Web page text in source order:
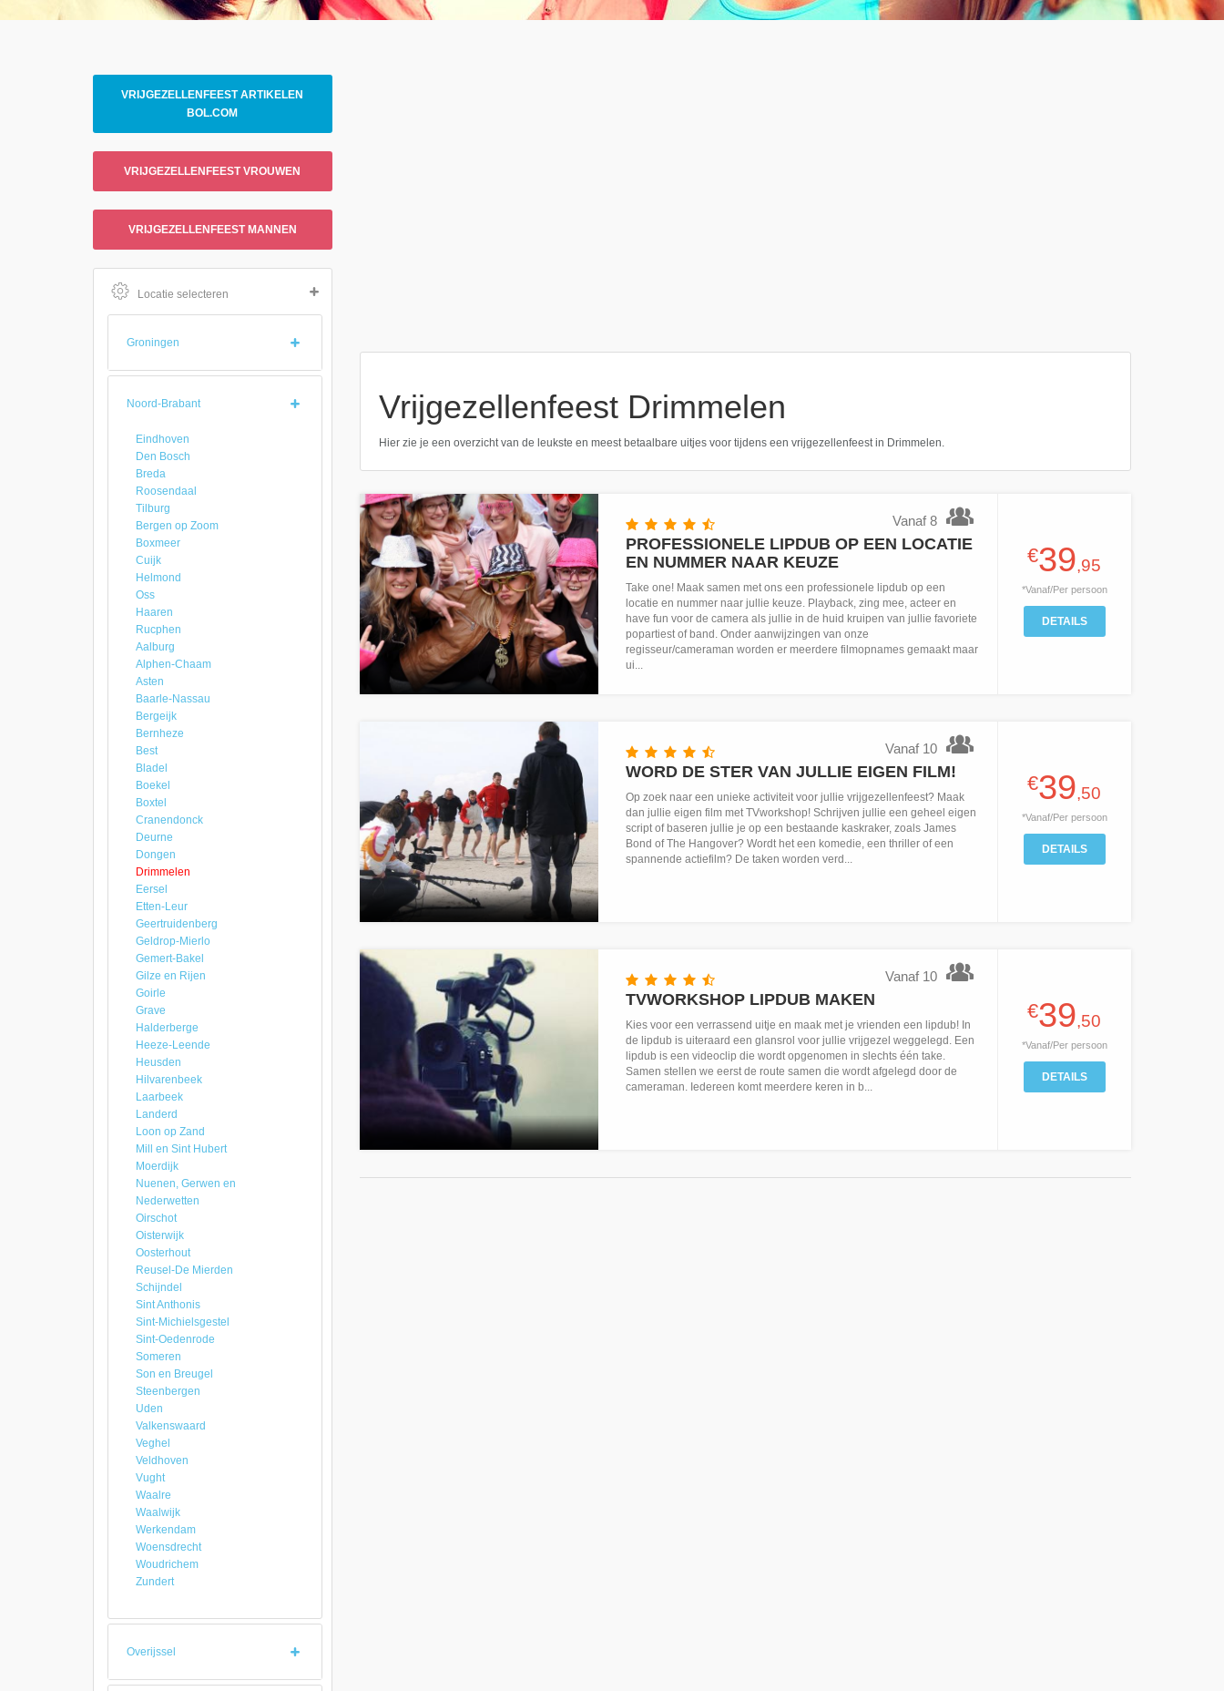
VRIJGEZELLENFEEST ARTIKELEN
BOL.COM
VRIJGEZELLENFEEST VROUWEN
VRIJGEZELLENFEEST MANNEN
Locatie selecteren
Groningen
Noord-Brabant
Eindhoven
Den Bosch
Breda
Roosendaal
Tilburg
Bergen op Zoom
Boxmeer
Cuijk
Helmond
Oss
Haaren
Rucphen
Aalburg
Alphen-Chaam
Asten
Baarle-Nassau
Bergeijk
Bernheze
Best
Bladel
Boekel
Boxtel
Cranendonck
Deurne
Dongen
Drimmelen
Eersel
Etten-Leur
Geertruidenberg
Geldrop-Mierlo
Gemert-Bakel
Gilze en Rijen
Goirle
Grave
Halderberge
Heeze-Leende
Heusden
Hilvarenbeek
Laarbeek
Landerd
Loon op Zand
Mill en Sint Hubert
Moerdijk
Nuenen, Gerwen en
Nederwetten
Oirschot
Oisterwijk
Oosterhout
Reusel-De Mierden
Schijndel
Sint Anthonis
Sint-Michielsgestel
Sint-Oedenrode
Someren
Son en Breugel
Steenbergen
Uden
Valkenswaard
Veghel
Veldhoven
Vught
Waalre
Waalwijk
Werkendam
Woensdrecht
Woudrichem
Zundert
Overijssel
Vrijgezellenfeest Drimmelen
Hier zie je een overzicht van de leukste en meest betaalbare uitjes voor tijdens een vrijgezellenfeest in Drimmelen.
Vanaf 8
PROFESSIONELE LIPDUB OP EEN LOCATIE
EN NUMMER NAAR KEUZE
Take one! Maak samen met ons een professionele lipdub op een
locatie en nummer naar jullie keuze. Playback, zing mee, acteer en
have fun voor de camera als jullie in de huid kruipen van jullie favoriete
popartiest of band. Onder aanwijzingen van onze
regisseur/cameraman worden er meerdere filmopnames gemaakt maar
ui...
€39,95
*Vanaf/Per persoon
DETAILS
Vanaf 10
WORD DE STER VAN JULLIE EIGEN FILM!
Op zoek naar een unieke activiteit voor jullie vrijgezellenfeest? Maak
dan jullie eigen film met TVworkshop! Schrijven jullie een geheel eigen
script of baseren jullie je op een bestaande kaskraker, zoals James
Bond of The Hangover? Wordt het een komedie, een thriller of een
spannende actiefilm? De taken worden verd...
€39,50
*Vanaf/Per persoon
DETAILS
Vanaf 10
TVWORKSHOP LIPDUB MAKEN
Kies voor een verrassend uitje en maak met je vrienden een lipdub! In
de lipdub is uiteraard een glansrol voor jullie vrijgezel weggelegd. Een
lipdub is een videoclip die wordt opgenomen in slechts één take.
Samen stellen we eerst de route samen die wordt afgelegd door de
cameraman. Iedereen komt meerdere keren in b...
€39,50
*Vanaf/Per persoon
DETAILS